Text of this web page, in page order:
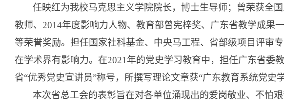
任映红为我校马克思主义学院院长，博士生导师；曾荣获全
教师、 2014年度影响力人物、教育部曾宪梓奖、广东省教学成果
等荣誉奖励。担任国家社科基金、中央马工程、省部级项目评审
在学术界有影响力。在2021 年的党史学习教育中，担任广东省委
省“优秀党史宣讲员”称号，所撰写理论文章获“广东教育系统党史
本次省总工会的表彰旨在对各单位涌现出的爱岗敬业、不怕